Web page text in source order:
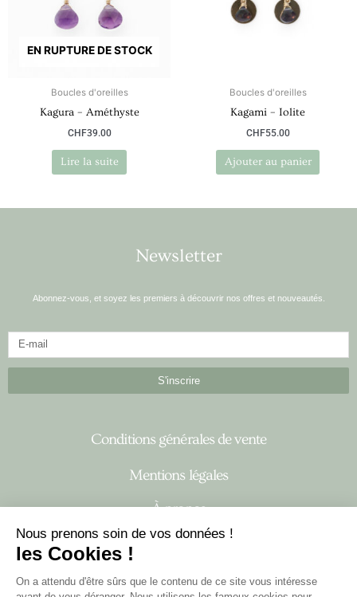
EN RUPTURE DE STOCK
Boucles d'oreilles
Kagura – Améthyste
CHF39.00
Lire la suite
Boucles d'oreilles
Kagami – Iolite
CHF55.00
Ajouter au panier
Newsletter
Abonnez-vous, et soyez les premiers à découvrir nos offres et nouveautés.
S'inscrire
Conditions générales de vente
Mentions légales
À propos
n
s
a
c
Nous prenons soin de vos données !
les Cookies !
On a attendu d'être sûrs que le contenu de ce site vous intéresse